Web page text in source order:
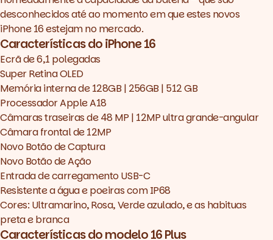
desconhecidos até ao momento em que estes novos
iPhone 16 estejam no mercado.
Características do iPhone 16
Ecrã de 6,1 polegadas
Super Retina OLED
Memória interna de 128GB | 256GB | 512 GB
Processador Apple A18
Câmaras traseiras de 48 MP | 12MP ultra grande-angular
Câmara frontal de 12MP
Novo Botão de Captura
Novo Botão de Ação
Entrada de carregamento USB-C
Resistente a água e poeiras com IP68
Cores: Ultramarino, Rosa, Verde azulado, e as habituas
preta e branca
Características do modelo 16 Plus